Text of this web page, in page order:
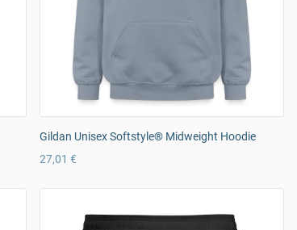
Gildan Unisex Softstyle® Midweight Hoodie
27,01 €